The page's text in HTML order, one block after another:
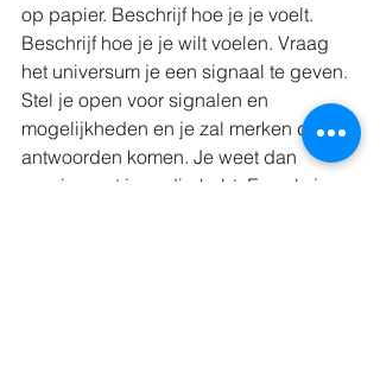
op papier. Beschrijf hoe je je voelt.
Beschrijf hoe je je wilt voelen. Vraag
het universum je een signaal te geven.
Stel je open voor signalen en
mogelijkheden en je zal merken dat de
antwoorden komen. Je weet dan
precies wat je nodig hebt. En...als je